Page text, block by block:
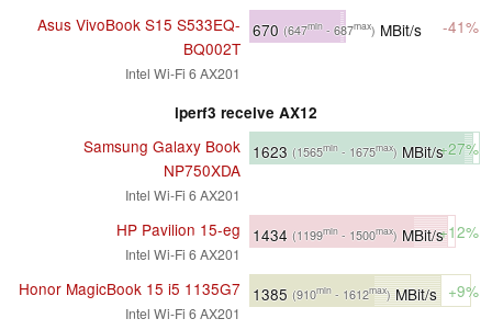
Asus VivoBook S15 S533EQ-
BQ002T
Intel Wi-Fi 6 AX201
670 (647min - 687max) MBit/s -41%
iperf3 receive AX12
Samsung Galaxy Book
NP750XDA
Intel Wi-Fi 6 AX201
1623 (1565min - 1675max) MBit/s+27%
HP Pavilion 15-eg
Intel Wi-Fi 6 AX201
1434 (1199min - 1500max) MBit/s+12%
Honor MagicBook 15 i5 1135G7
Intel Wi-Fi 6 AX201
1385 (910min - 1612max)MBit/s +9%